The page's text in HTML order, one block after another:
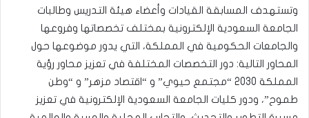
وتستهدف المسابقة القيادات وأعضاء هيئة التدريس وطالبات
الجامعة السعودية الإلكترونية بمختلف تخصصاتها وفروعها
والجامعات الحكومية في المملكة، التي يدور موضوعها حول
المحاور التالية: دور التخصصات المختلفة في تعزيز محاور رؤية
المملكة 2030 “مجتمع حيوي” و “اقتصاد مزهر” و “وطن
طموح”، ودور كليات الجامعة السعودية الإلكترونية في تعزيز